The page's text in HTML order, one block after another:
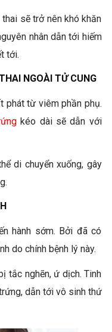
sẽ trở nên khó khăn
nhân dẫn tới hiếm
tới.
NGOÀI TỬ CUNG
phát từ viêm phần phụ.
kéo dài sẽ dẫn với
di chuyển xuống, gây
hành sớm. Bởi đã có
do chính bệnh lý này.
tắc nghẽn, ứ dịch. Tinh
dẫn tới vô sinh thứ